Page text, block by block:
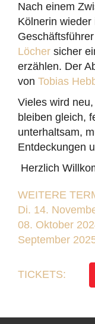
Nach einem
Kölnerin
Löcher sicher
erzählen. Der
von Tobias
Vieles wird
bleiben gleich,
unterhaltsam,
Entdeckungen
Herzlich
WEITERE
Di. 14.
08. Oktober
September
TICKETS: